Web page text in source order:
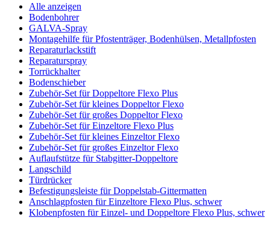
Alle anzeigen
Bodenbohrer
GALVA-Spray
Montagehilfe für Pfostenträger, Bodenhülsen, Metallpfosten
Reparaturlackstift
Reparaturspray
Torrückhalter
Bodenschieber
Zubehör-Set für Doppeltore Flexo Plus
Zubehör-Set für kleines Doppeltor Flexo
Zubehör-Set für großes Doppeltor Flexo
Zubehör-Set für Einzeltore Flexo Plus
Zubehör-Set für kleines Einzeltor Flexo
Zubehör-Set für großes Einzeltor Flexo
Auflaufstütze für Stabgitter-Doppeltore
Langschild
Türdrücker
Befestigungsleiste für Doppelstab-Gittermatten
Anschlagpfosten für Einzeltore Flexo Plus, schwer
Klobenpfosten für Einzel- und Doppeltore Flexo Plus, schwer